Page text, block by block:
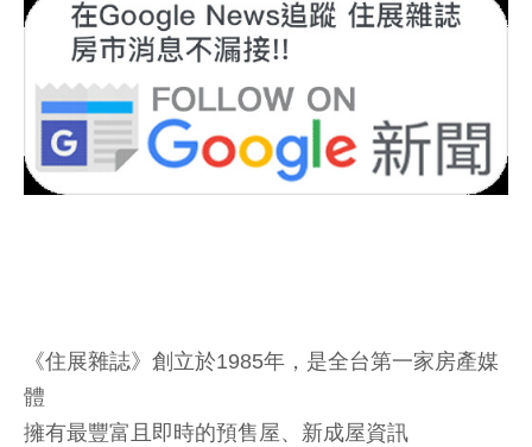
《住展雜誌》創立於1985年，是全台第一家房產媒
體
擁有最豐富且即時的預售屋、新成屋資訊